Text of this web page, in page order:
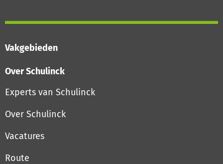
Vakgebieden
Over Schulinck
Experts van Schulinck
Over Schulinck
Vacatures
Route